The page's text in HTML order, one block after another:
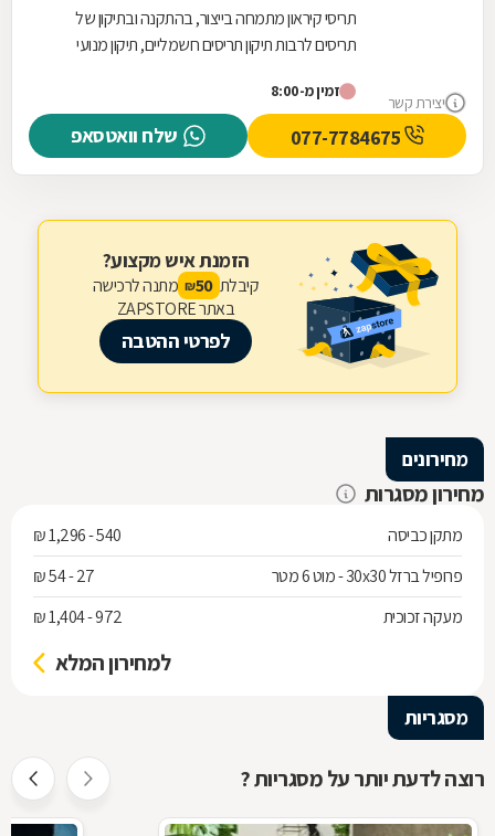
יצירת קשר
תריסי קיראון מתמחה בייצור, בהתקנה ובתיקון של
תריסים לרבות תיקון תריסים חשמליים, תיקון מנועי
זמין מ-8:00
שלח וואטסאפ
הזמנת איש מקצוע?
קיבלת 50
₪ מתנה לרכישה
באתר ZAPSTORE
לפרטי ההטבה
מחירונים
מחירון מסגרות
מתקן כביסה
540 - 1,296 ₪
פרופיל ברזל 30x30 - מוט 6 מטר
27 - 54 ₪
מעקה זכוכית
972 - 1,404 ₪
למחירון המלא
מסגריות
רוצה לדעת יותר על מסגריות ?